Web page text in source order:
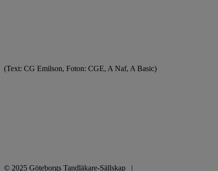
(Text: CG Emilson, Foton: CGE, A Naf, A Basic)
© 2025 Göteborgs Tandläkare-Sällskap |